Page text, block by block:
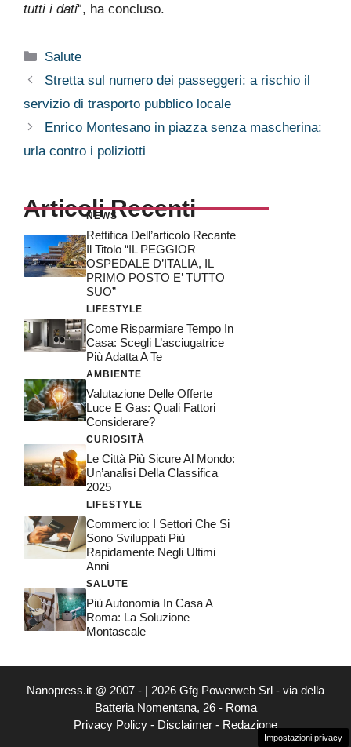
tutti i dati“, ha concluso.
Categorie
Salute
Stretta sul numero dei passeggeri: a rischio il
servizio di trasporto pubblico locale
Enrico Montesano in piazza senza mascherina:
urla contro i poliziotti
Articoli Recenti
NEWS
Rettifica Dell’articolo Recante
Il Titolo “IL PEGGIOR
OSPEDALE D’ITALIA, IL
PRIMO POSTO E’ TUTTO
SUO”
LIFESTYLE
Come Risparmiare Tempo In
Casa: Scegli L’asciugatrice
Più Adatta A Te
AMBIENTE
Valutazione Delle Offerte
Luce E Gas: Quali Fattori
Considerare?
CURIOSITÀ
Le Città Più Sicure Al Mondo:
Un’analisi Della Classifica
2025
LIFESTYLE
Commercio: I Settori Che Si
Sono Sviluppati Più
Rapidamente Negli Ultimi
Anni
SALUTE
Più Autonomia In Casa A
Roma: La Soluzione
Montascale
Nanopress.it @ 2007 - | 2026 Gfg Powerweb Srl - via della
Batteria Nomentana, 26 - Roma
Privacy Policy - Disclaimer - Redazione
Impostazioni privacy